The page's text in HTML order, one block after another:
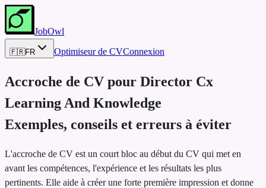
JobOwl
🇫🇷FR Optimiseur de CVConnexion
Accroche de CV pour Director Cx
Learning And Knowledge
Exemples, conseils et erreurs à éviter
L'accroche de CV est un court bloc au début du CV qui met en
avant les compétences, l'expérience et les résultats les plus
pertinents. Elle aide à créer une forte première impression et donne